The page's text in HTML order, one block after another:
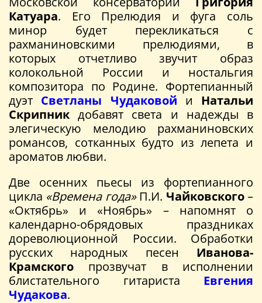
Катуара. Его Прелюдия и фуга соль
минор будет перекликаться с
рахманиновскими прелюдиями, в
которых отчетливо звучит образ
колокольной России и ностальгия
композитора по Родине. Фортепианный
дуэт Светланы Чудаковой и Натальи
Скрипник добавят света и надежды в
элегическую мелодию рахманиновских
романсов, сотканных будто из лепета и
ароматов любви.
Две осенних пьесы из фортепианного
цикла «Времена года»П.И. Чайковского–
«Октябрь» и «Ноябрь» – напомнят о
календарно-обрядовых праздниках
дореволюционной России. Обработки
русских народных песен Иванова-
Крамского прозвучат в исполнении
блистательного гитариста Евгения
Чудакова.